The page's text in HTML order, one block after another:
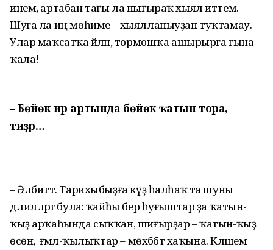
инем, артабан тағы ла нығыраҡ хыял иттем.
Шуға ла иң мөһиме – хыялланыуҙан туҡтамау.
Улар маҡсатҡа әйләнә, тормошҡа ашырырға ғына
ҡала!
– Бөйөк ир артында бөйөк ҡатын тора,
тиҙәр…
– Әлбиттә. Тарихыбыҙға күҙ һалһаҡ та шуны
дәлилләргә була: ҡайһы бер һуғыштар ҙа ҡатын-
ҡыҙ арҡаһында сыҡҡан, шиғырҙар – ҡатын-ҡыҙ
өсөн, ә ғәмәл-ҡылыҡтар – мөхәббәт хаҡына. Кәләшем